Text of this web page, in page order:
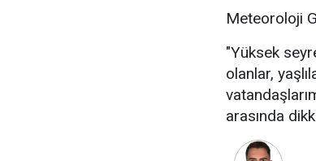
Meteoroloji
"Yüksek
olanlar,
arasında